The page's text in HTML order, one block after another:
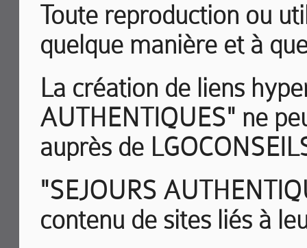
Toute reproduction ou
quelque manière et à
La création de liens
AUTHENTIQUES" ne
auprès de
"SEJOURS
contenu de sites liés à